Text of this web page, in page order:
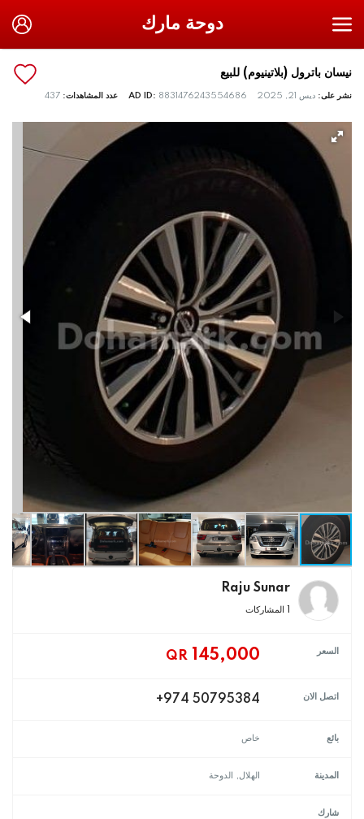
دوحة مارك
نيسان باترول (بلاتينيوم) للبيع
نشر على: ديس 21, 2025 AD ID: 8831476243554686 عدد المشاهدات: 437
Raju Sunar
السعر QR 145,000
اتصل الان +974 50795384
بائع خاص
المدينة الهلال, الدوحة
شارك